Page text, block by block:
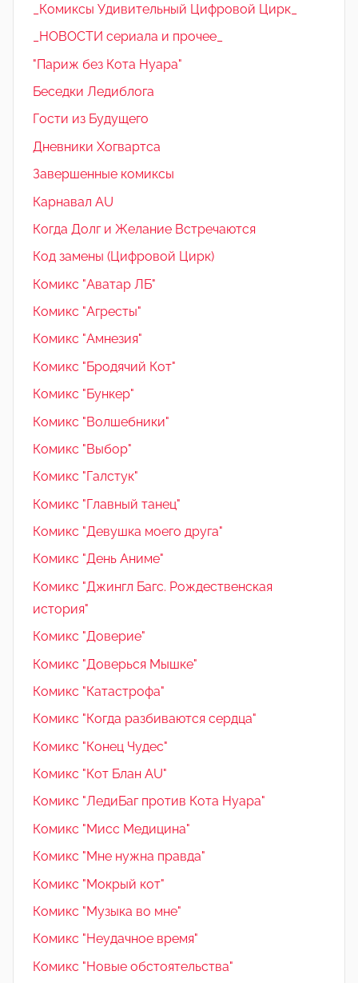
_Комиксы Удивительный Цифровой Цирк_
_НОВОСТИ сериала и прочее_
"Париж без Кота Нуара"
Беседки Ледиблога
Гости из Будущего
Дневники Хогвартса
Завершенные комиксы
Карнавал AU
Когда Долг и Желание Встречаются
Код замены (Цифровой Цирк)
Комикс "Аватар ЛБ"
Комикс "Агресты"
Комикс "Амнезия"
Комикс "Бродячий Кот"
Комикс "Бункер"
Комикс "Волшебники"
Комикс "Выбор"
Комикс "Галстук"
Комикс "Главный танец"
Комикс "Девушка моего друга"
Комикс "День Аниме"
Комикс "Джингл Багс. Рождественская
история"
Комикс "Доверие"
Комикс "Доверься Мышке"
Комикс "Катастрофа"
Комикс "Когда разбиваются сердца"
Комикс "Конец Чудес"
Комикс "Кот Блан AU"
Комикс "ЛедиБаг против Кота Нуара"
Комикс "Мисс Медицина"
Комикс "Мне нужна правда"
Комикс "Мокрый кот"
Комикс "Музыка во мне"
Комикс "Неудачное время"
Комикс "Новые обстоятельства"